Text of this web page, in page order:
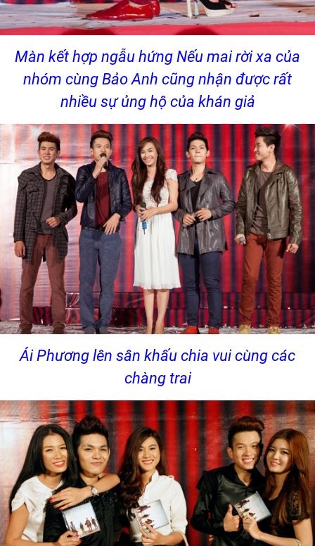
Màn kết hợp ngẫu hứng Nếu mai rời xa của
nhóm cùng Bảo Anh cũng nhận được rất
nhiều sự ủng hộ của khán giả
Ái Phương lên sân khấu chia vui cùng các
chàng trai